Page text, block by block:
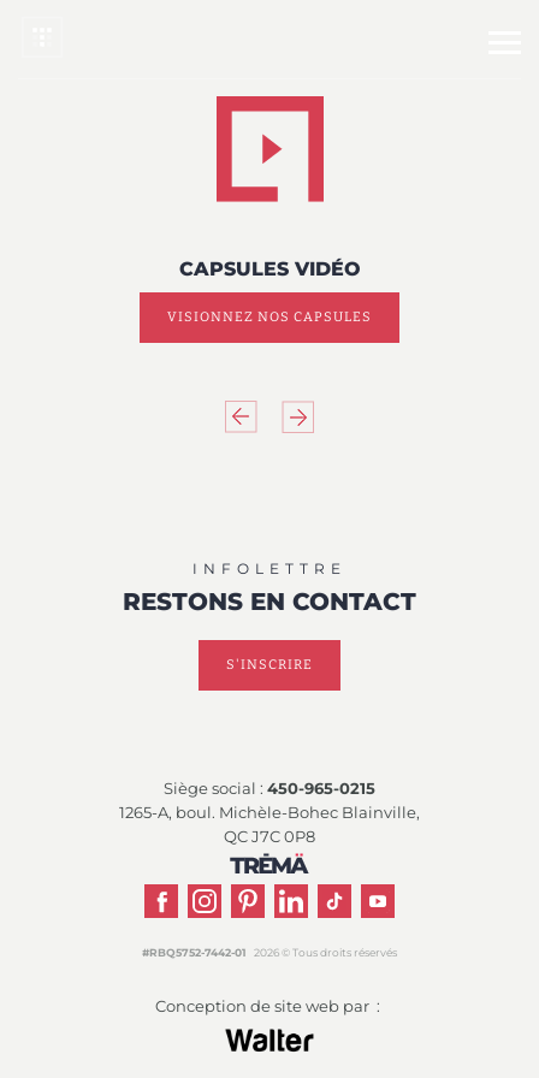
CAPSULES VIDÉO
VISIONNEZ NOS CAPSULES
PreviousNext
INFOLETTRE
RESTONS EN CONTACT
S'INSCRIRE
Siège social : 450-965-0215
1265-A, boul. Michèle-Bohec Blainville,
QC J7C 0P8
#RBQ5752-7442-01 2026 © Tous droits réservés
Conception de site web par :